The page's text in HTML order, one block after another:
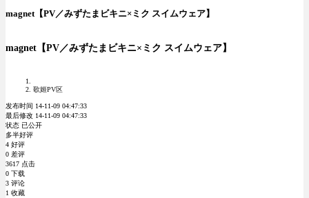
magnet【PV／みずたまビキニ×ミク スイムウェア】
magnet【PV／みずたまビキニ×ミク スイムウェア】
歌姬PV区
发布时间 14-11-09 04:47:33
最后修改 14-11-09 04:47:33
状态 已公开
多半好评
4 好评
0 差评
3617 点击
0 下载
3 评论
1 收藏